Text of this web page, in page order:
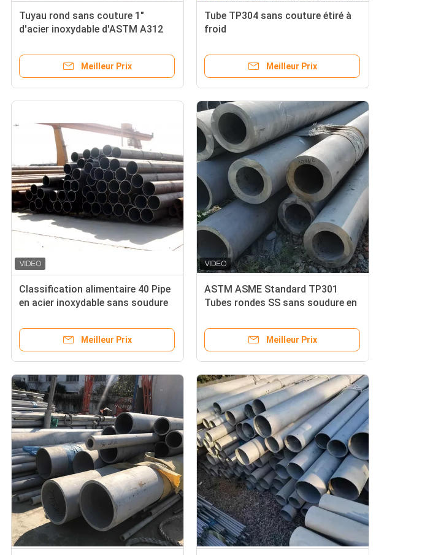
Tuyau rond sans couture 1"
d'acier inoxydable d'ASTM A312
Meilleur Prix
Tube TP304 sans couture étiré à
froid
Meilleur Prix
Classification alimentaire 40 Pipe
en acier inoxydable sans soudure
Meilleur Prix
ASTM ASME Standard TP301
Tubes rondes SS sans soudure en
Meilleur Prix